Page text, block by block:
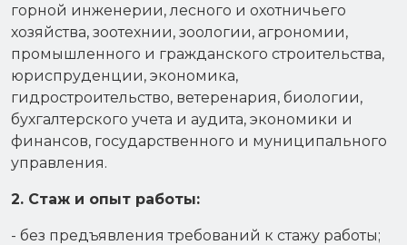
горной инженерии, лесного и охотничьего
хозяйства, зоотехнии, зоологии, агрономии,
промышленного и гражданского строительства,
юриспруденции, экономика,
гидростроительство, ветеренария, биологии,
бухгалтерского учета и аудита, экономики и
финансов, государственного и муниципального
управления.
2. Стаж и опыт работы:
- без предъявления требований к стажу работы;